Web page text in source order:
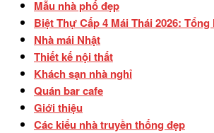
Mẫu nhà phố đẹp
Biệt Thự Cấp 4 Mái Thái 2026:
Nhà mái Nhật
Thiết kế nội thất
Khách sạn nhà nghỉ
Quán bar cafe
Giới thiệu
Các kiểu nhà truyền thống đẹp